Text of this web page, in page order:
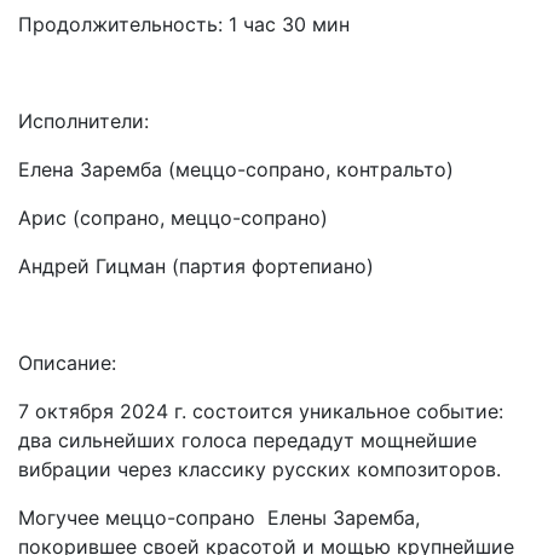
Продолжительность: 1 час 30 мин
Исполнители:
Елена Заремба (меццо-сопрано, контральто)
Арис (сопрано, меццо-сопрано)
Андрей Гицман (партия фортепиано)
Описание:
7 октября 2024 г. состоится уникальное событие:
два сильнейших голоса передадут мощнейшие
вибрации через классику русских композиторов.
Могучее меццо-сопрано Елены Заремба,
покорившее своей красотой и мощью крупнейшие